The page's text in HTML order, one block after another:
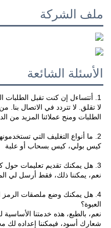
ملف الشركة
الأسئلة الشائعة
1. أتتساءل إن كنت تقبل الطلبات الصغيرة؟
الطلبات ومنح عملائنا المزيد من
2. ما أنواع التغليف التي تستخدمونها عادةً لهذا المنتج؟
كيس بولي، كيس بسحاب أو علبة
3. هل يمكنك تقديم تعليمات حول كيفية استخدام المنتج لكل مجموعة؟
نعم، يمكننا ذلك، فقط أرسل لي
العبوة؟
شعارك أسود، فيمكننا إعداده لك